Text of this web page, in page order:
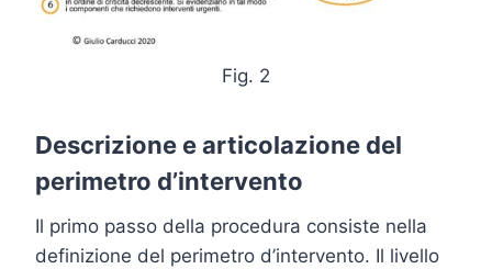
Fig. 2
Descrizione e articolazione del
perimetro d’intervento
Il primo passo della procedura consiste nella
definizione del perimetro d’intervento. Il livello